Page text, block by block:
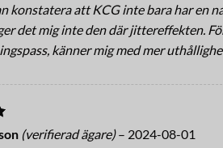
konstatera att KCG inte bara har en
det mig inte den där jittereffekten.
känner mig med mer
(verifierad ägare) – 2024-08-01